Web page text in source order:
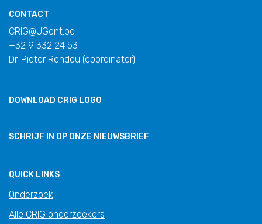
CONTACT
CRIG@UGent.be
+32 9 332 24 53
Dr. Pieter Rondou (coördinator)
DOWNLOAD CRIG LOGO
SCHRIJF IN OP ONZE NIEUWSBRIEF
QUICK LINKS
Onderzoek
Alle CRIG onderzoekers